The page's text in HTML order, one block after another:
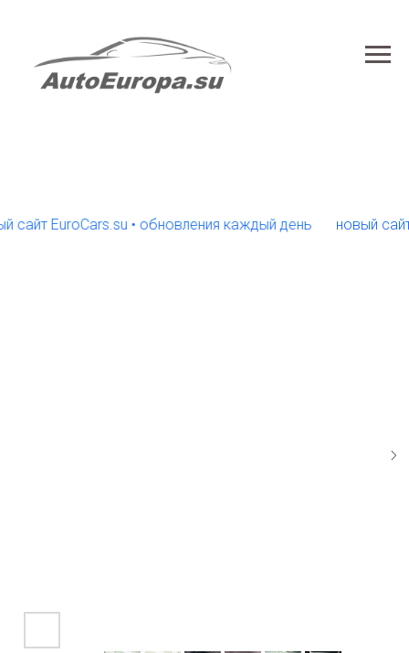
• обновления каждый день новый сайт